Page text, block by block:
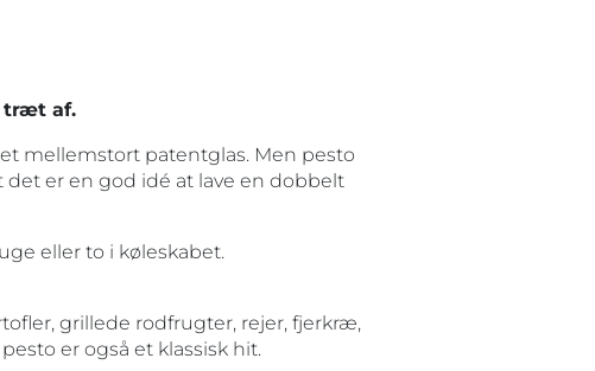
træt af.
mellemstort patentglas. Men pesto
er en god idé at lave en dobbelt
eller to i køleskabet.
grillede rodfrugter, rejer, fjerkræ,
er også et klassisk hit.